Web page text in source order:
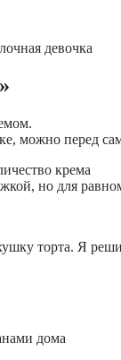
можно перед
но для
торта. Я